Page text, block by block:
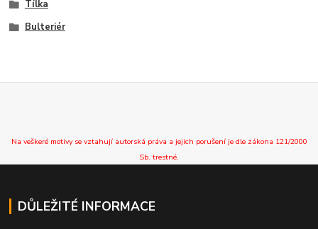
Tílka
Bulteriér
Na veškeré motivy se vztahují autorská práva a jejich porušení je dle zákona 121/2000
Sb. trestné.
DŮLEŽITÉ INFORMACE